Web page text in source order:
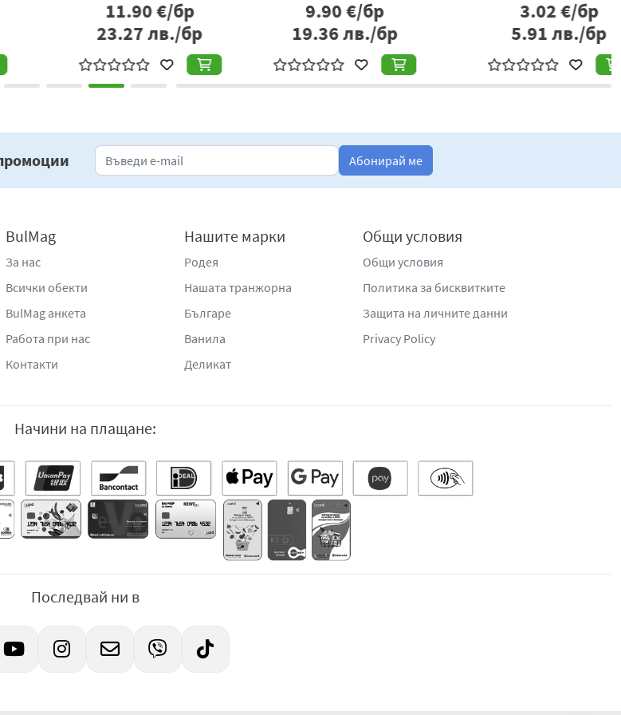
€/бр
лв./бр
€/бр
48.70лв./бр
€/бр
лв./бр
Абонирай ме
BulMag
За нас
Всички обекти
BulMag анкета
Работа при нас
Контакти
Нашите марки
Родея
Нашата транжорна
Българе
Ванила
Деликат
Общи условия
Общи условия
Политика за бисквитките
Защита на личните данни
Privacy Policy
Начини на плащане:
Последвай ни в